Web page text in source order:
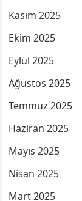
Kasım 2025
Ekim 2025
Eylül 2025
Ağustos 2025
Temmuz 2025
Haziran 2025
Mayıs 2025
Nisan 2025
Mart 2025